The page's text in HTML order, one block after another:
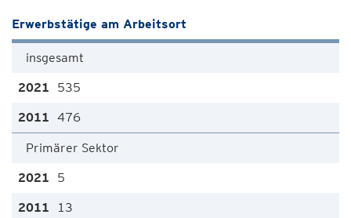
Erwerbstätige am Arbeitsort
insgesamt
535
476
Primärer Sektor
5
13